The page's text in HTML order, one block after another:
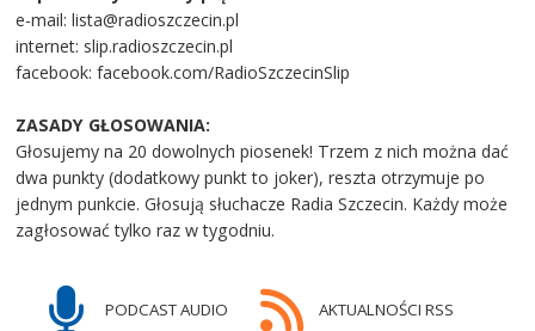
e-mail: lista@radioszczecin.pl
internet: slip.radioszczecin.pl
facebook: facebook.com/RadioSzczecinSlip
ZASADY GŁOSOWANIA:
Głosujemy na 20 dowolnych piosenek! Trzem z nich można dać
dwa punkty (dodatkowy punkt to joker), reszta otrzymuje po
jednym punkcie. Głosują słuchacze Radia Szczecin. Każdy może
zagłosować tylko raz w tygodniu.
PODCAST AUDIO AKTUALNOŚCI RSS